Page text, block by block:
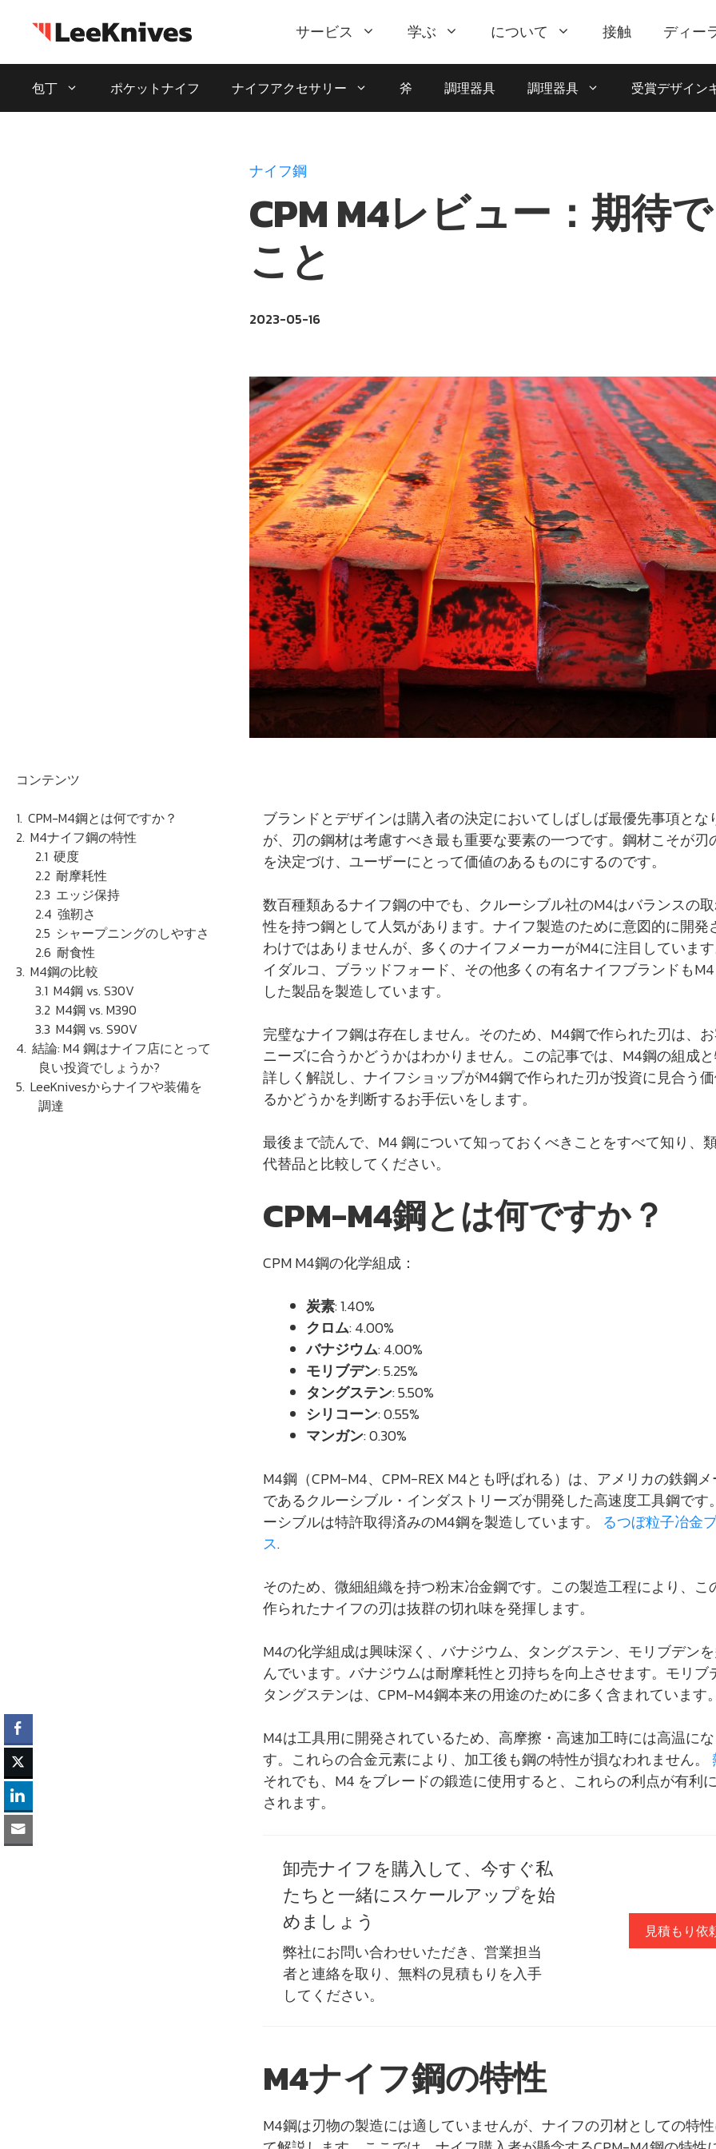
に
サービス 学ぶ について 接触 ディー
包丁 ポケットナイフ ナイフアクセサリー 斧 調理器具 調理器具 受賞デザイン
ナイフ鋼
CPM M4レビュー：期待
こと
2023-05-16
ブランドとデザインは購入者の決定においてしばしば最優先事項とな
が、刃の鋼材は考慮すべき最も重要な要素の一つです。鋼材こそが刃
を決定づけ、ユーザーにとって価値のあるものにするのです。
数百種類あるナイフ鋼の中でも、クルーシブル社のM4はバランスの
性を持つ鋼として人気があります。ナイフ製造のために意図的に開発
わけではありませんが、多くのナイフメーカーがM4に注目していま
イダルコ、ブラッドフォード、その他多くの有名ナイフブランドも
した製品を製造しています。
完璧なナイフ鋼は存在しません。そのため、M4鋼で作られた刃は、
ニーズに合うかどうかはわかりません。この記事では、M4鋼の組成
詳しく解説し、ナイフショップがM4鋼で作られた刃が投資に見合う
るかどうかを判断するお手伝いをします。
最後まで読んで、M4 鋼について知っておくべきことをすべて知り、
代替品と比較してください。
CPM-M4鋼とは何ですか？
CPM M4鋼の化学組成：
炭素: 1.40%
クロム: 4.00%
バナジウム: 4.00%
モリブデン: 5.25%
タングステン: 5.50%
シリコーン: 0.55%
マンガン: 0.30%
M4鋼（CPM-M4、CPM-REX M4とも呼ばれる）は、アメリカの鉄鋼
であるクルーシブル・インダストリーズが開発した高速度工具鋼です
ーシブルは特許取得済みのM4鋼を製造しています。 るつぼ粒子冶金
ス.
そのため、微細組織を持つ粉末冶金鋼です。この製造工程により、こ
作られたナイフの刃は抜群の切れ味を発揮します。
M4の化学組成は興味深く、バナジウム、タングステン、モリブデン
んでいます。バナジウムは耐摩耗性と刃持ちを向上させます。モリブ
タングステンは、CPM-M4鋼本来の用途のために多く含まれています。
M4は工具用に開発されているため、高摩擦・高速加工時には高温にな
す。これらの合金元素により、加工後も鋼の特性が損なわれません。
それでも、M4 をブレードの鍛造に使用すると、これらの利点が有利
されます。
卸売ナイフを購入して、今すぐ私
たちと一緒にスケールアップを始
めましょう
弊社にお問い合わせいただき、営業担当
者と連絡を取り、無料の見積もりを入手
してください。
見積もり依
M4ナイフ鋼の特性
M4鋼は刃物の製造には適していませんが、ナイフの刃材としての特
コンテンツ
CPM-M4鋼とは何ですか？
M4ナイフ鋼の特性
硬度
耐摩耗性
エッジ保持
強靭さ
シャープニングのしやすさ
耐食性
M4鋼の比較
M4鋼 vs. S30V
M4鋼 vs. M390
M4鋼 vs. S90V
結論: M4 鋼はナイフ店にとって
良い投資でしょうか?
LeeKnivesからナイフや装備を
調達